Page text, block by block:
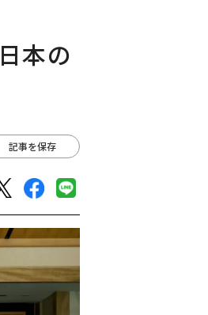
本の
記事を保存